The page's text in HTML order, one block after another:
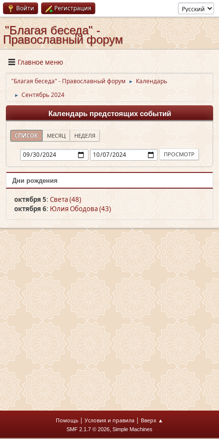
Войти Регистрация
"Благая беседа" -
Православный форум
Главное меню
"Благая беседа" - Православный форум ► Календарь
► Сентябрь 2024
Календарь предстоящих событий
СПИСОК МЕСЯЦ НЕДЕЛЯ
Дни рождения
октября 5: Света (48)
октября 6: Юлия Ободова (43)
Помощь | Условия и правила | Вверх ▲
SMF 2.1.7 © 2026, Simple Machines